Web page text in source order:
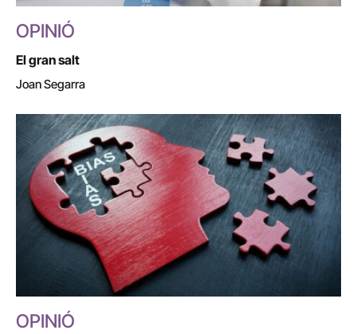
OPINIÓ
El gran salt
Joan Segarra
OPINIÓ